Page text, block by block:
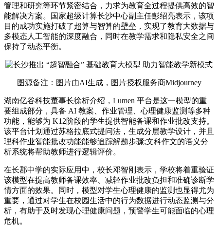
管理和研究等环节紧密结合，力求为教育全过程提供高效的智
能解决方案。国家超级计算长沙中心副主任彭绍亮表示，该项
目的成功实施打破了超算与智算的壁垒，实现了教育大数据与
多模态人工智能的深度融合，同时在教学需求和隐私安全之间
保持了动态平衡。
图源备注：图片由AI生成，图片授权服务商Midjourney
湖南亿谷科技董事长徐析介绍，Lumen 平台是这一模型的重
要组成部分，具备 AI 教案、作业管理、心理健康监测等多种
功能，能够为 K12阶段的学生提供智能备课和作业批改支持。
该平台计划通过苏格拉底式提问法，生成分层教学设计，并且
理科作业智能批改功能能够追踪解题步骤;文科作文的语义分
析系统将帮助教师进行逻辑评价。
在长郡中学的实际应用中，校长邓智刚表示，学校将着重验证
该模型在提高教师备课效率、减轻作业批改负担和准确诊断学
情方面的效果。同时，模型对学生心理健康的监测也显得尤为
重要，通过对学生在校园生活中的行为数据进行动态监测与分
析，有助于及时发现心理健康问题，预警学生可能面临的心理
危机。